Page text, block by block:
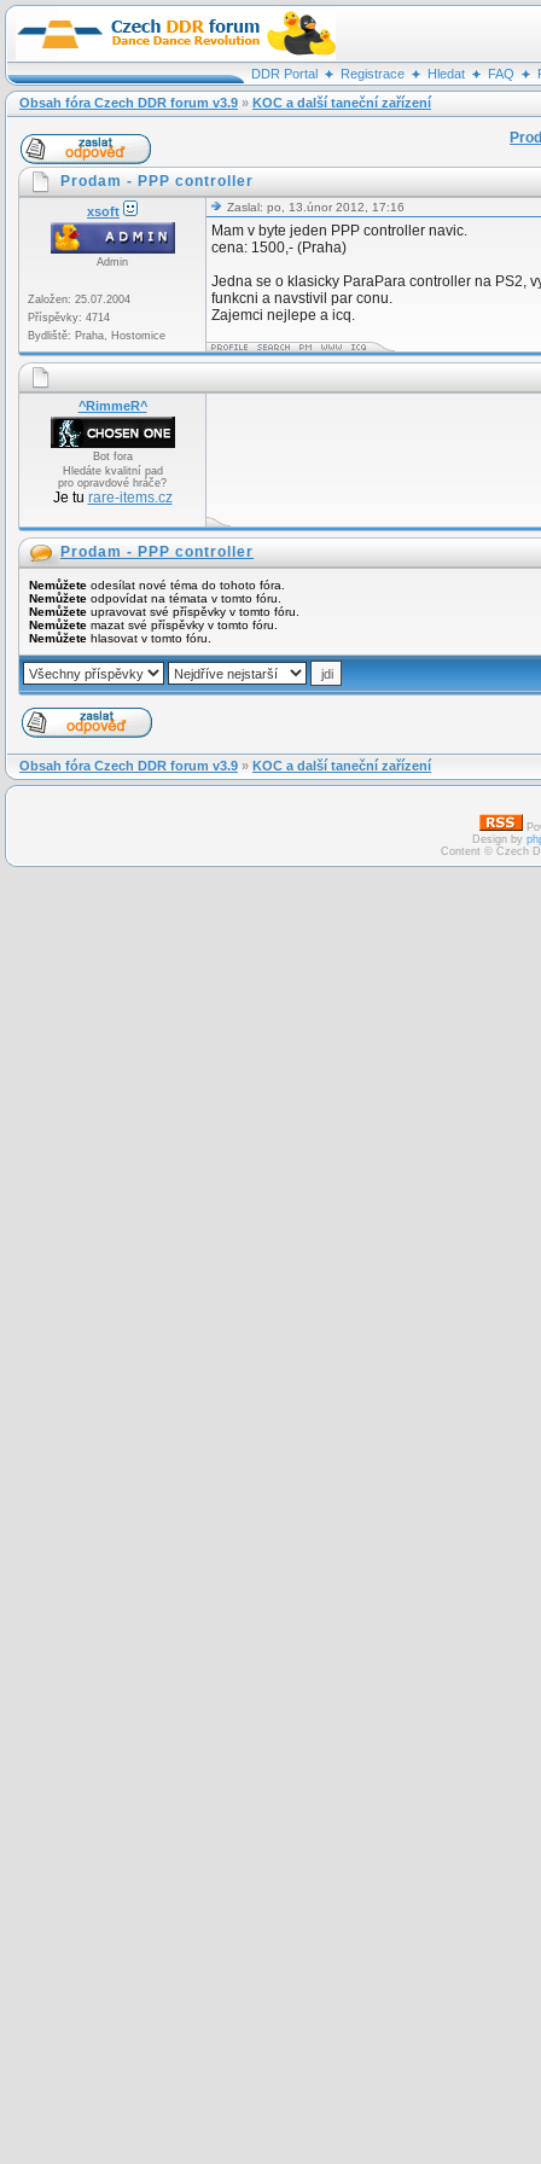
DDR Portal Registrace Hledat FAQ
Obsah fóra Czech DDR forum v3.9 » KOC a další taneční zařízení
Prodam - PPP controller
xsoft
Admin
Založen: 25.07.2004
Příspěvky: 4714
Bydliště: Praha, Hostomice
Zaslal: po, 13.únor 2012, 17:16
Mam v byte jeden PPP controller navic.
cena: 1500,- (Praha)
Jedna se o klasicky ParaPara controller na PS2,
funkcni a navstivil par conu.
Zajemci nejlepe a icq.
^RimmeR^
Bot fora
Hledáte kvalitní pad
pro opravdové hráče?
Je tu rare-items.cz
Prodam - PPP controller
Nemůžete odesílat nové téma do tohoto fóra.
Nemůžete odpovídat na témata v tomto fóru.
Nemůžete upravovat své příspěvky v tomto fóru.
Nemůžete mazat své příspěvky v tomto fóru.
Nemůžete hlasovat v tomto fóru.
Obsah fóra Czech DDR forum v3.9 » KOC a další taneční zařízení
Design by
Content © Czech